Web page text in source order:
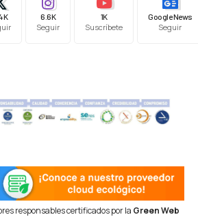
6.6K
Seguir
1K
Suscríbete
Google News
Seguir
responsables certificados por la Green Web